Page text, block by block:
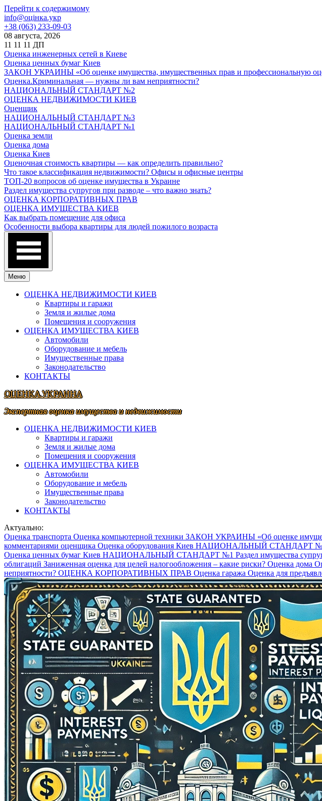
Перейти к содержимому
info@оцінка.укр
+38 (063) 233-09-03
08 августа, 2026
11 11 11 ДП
Оценка инженерных сетей в Киеве
Оценка ценных бумаг Киев
ЗАКОН УКРАИНЫ «Об оценке имущества, имущественных прав и профессиональную
Оценка.Криминальная — нужны ли вам неприятности?
НАЦИОНАЛЬНЫЙ СТАНДАРТ №2
ОЦЕНКА НЕДВИЖИМОСТИ КИЕВ
Оценщик
НАЦИОНАЛЬНЫЙ СТАНДАРТ №3
НАЦИОНАЛЬНЫЙ СТАНДАРТ №1
Оценка земли
Оценка дома
Оценка Киев
Оценочная стоимость квартиры — как определить правильно?
Что такое классификация недвижимости? Офисы и офисные центры
ТОП-20 вопросов об оценке имущества в Украине
Раздел имущества супругов при разводе – что важно знать?
ОЦЕНКА КОРПОРАТИВНЫХ ПРАВ
ОЦЕНКА ИМУЩЕСТВА КИЕВ
Как выбрать помещение для офиса
Особенности выбора квартиры для людей пожилого возраста
Меню
ОЦЕНКА НЕДВИЖИМОСТИ КИЕВ
Квартиры и гаражи
Земля и жилые дома
Помещения и сооружения
ОЦЕНКА ИМУЩЕСТВА КИЕВ
Автомобили
Оборудование и мебель
Имущественные права
Законодательство
КОНТАКТЫ
ОЦЕНКА.УКРАИНА
Экспертная оценка имущества и недвижимости
ОЦЕНКА НЕДВИЖИМОСТИ КИЕВ
Квартиры и гаражи
Земля и жилые дома
Помещения и сооружения
ОЦЕНКА ИМУЩЕСТВА КИЕВ
Автомобили
Оборудование и мебель
Имущественные права
Законодательство
КОНТАКТЫ
Актуально:
Оценка транспорта Оценка компьютерной техники ЗАКОН УКРАИНЫ «Об оценке
комментариями оценщика Оценка оборудования Киев НАЦИОНАЛЬНЫЙ СТАНДАРТ
Оценка ценных бумаг Киев НАЦИОНАЛЬНЫЙ СТАНДАРТ №1 Раздел имущества
облигаций Заниженная оценка для целей налогообложения – какие риски? Оценка дома
неприятности? ОЦЕНКА КОРПОРАТИВНЫХ ПРАВ Оценка гаража Оценка для